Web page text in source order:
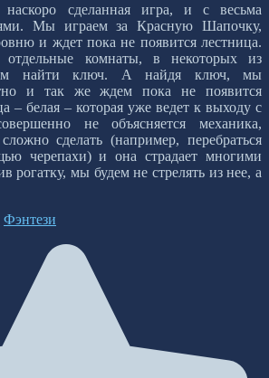
сделанная игра, и с весьма
Мы играем за Красную Шапочку,
и ждет пока не появится лестница.
комнаты, в некоторых из
найти ключ. А найдя ключ, мы
и так же ждем пока не появится
– белая – которая уже ведет к выходу с
не объясняется механика,
сделать (например, перебраться
черепахи) и она страдает многими
рогатку, мы будем не стрелять из нее, а
Фэнтези